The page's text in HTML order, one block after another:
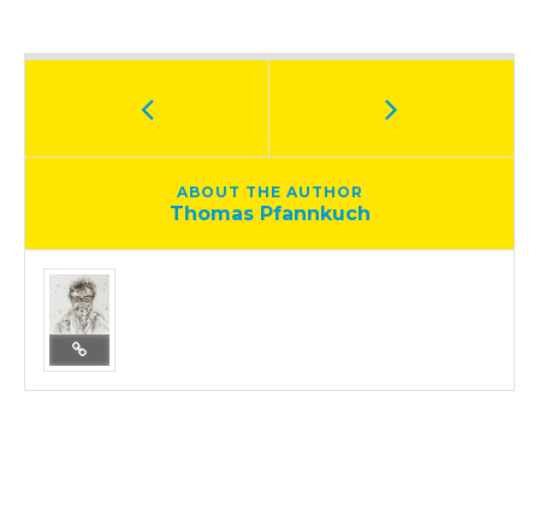
ABOUT THE AUTHOR
Thomas Pfannkuch